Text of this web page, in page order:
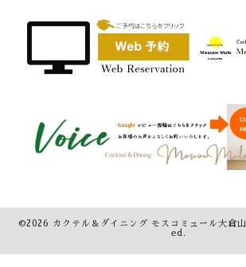
©2026 カクテル＆ダイニング モスコミュール大倉山
ed.